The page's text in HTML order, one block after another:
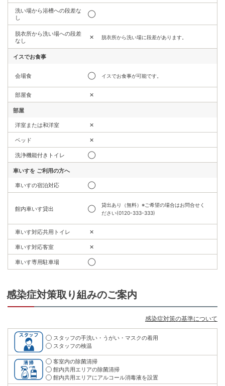
洗い場から浴槽への段差な
し
◯
脱衣所から洗い場への段差
なし
✕ 脱衣所から洗い場に段差があります。
イスでお食事
会場食 ◯ イスでお食事が可能です。
部屋食 ✕
部屋
洋室または和洋室 ✕
ベッド ✕
洗浄機能付きトイレ ◯
車いすを ご利用の方へ
車いすの宿泊対応 ◯
館内車いす貸出 ◯
貸出あり（無料）※ご希望の場合はお問合せく
ださい(0120-333-333)
車いす対応共用トイレ ✕
車いす対応客室 ✕
車いす専用駐車場 ◯
感染症対策取り組みのご案内
感染症対策の基準について
スタッフの手洗い・うがい・マスクの着用
スタッフの検温
客室内の除菌清掃
館内共用エリアの除菌清掃
館内共用エリアにアルコール消毒液を設置